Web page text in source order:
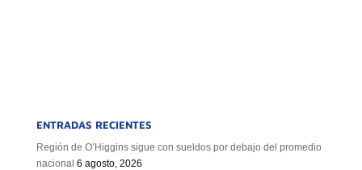
ENTRADAS RECIENTES
Región de O’Higgins sigue con sueldos por debajo del promedio
nacional 6 agosto, 2026